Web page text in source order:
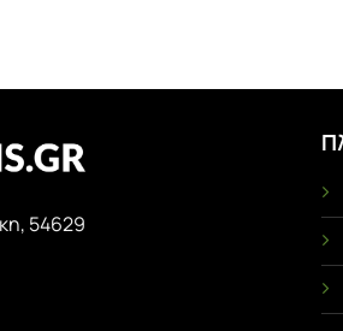
54629ΜΠΆΡΕΣ ΣΧΆΡΕΣ ΣΚΑΛΟΠΆΤΙΑ ΚΑΙ
Εγκατάσταση Σκαλοπατιών, Όλα Όσα